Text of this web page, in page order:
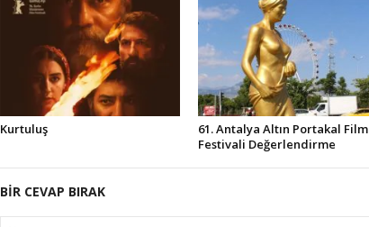
Kurtuluş
61. Antalya Altın Portakal Film
Festivali Değerlendirme
BİR CEVAP BIRAK